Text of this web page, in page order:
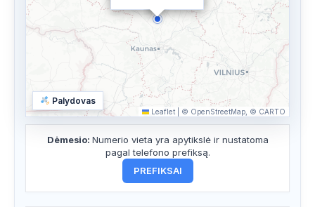
Leaflet © OpenStreetMap, © CARTO
Palydovas
Dėmesio: Numerio vieta yra apytikslė ir nustatoma
pagal telefono prefiksą.
PREFIKSAI